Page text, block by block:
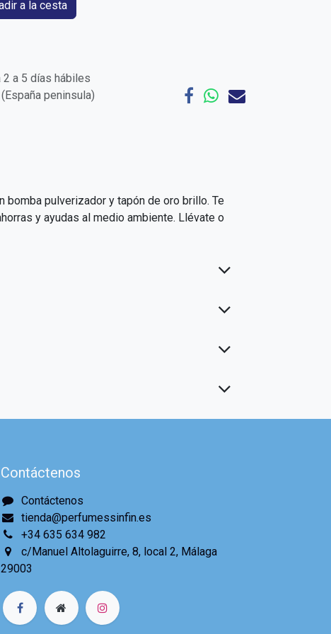
a la cesta
2 a 5 días hábiles
peninsula)
bomba pulverizador y tapón de oro brillo. Te
y ayudas al medio ambiente. Llévate o
Contáctenos
Contáctenos
tienda@perfumessinfin.es
+34 635 634 982
c/Manuel Altolaguirre, 8, local 2, Málaga
29003